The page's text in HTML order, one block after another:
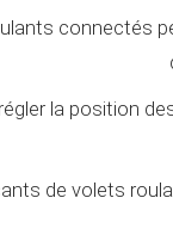
connectés
la position
de volets